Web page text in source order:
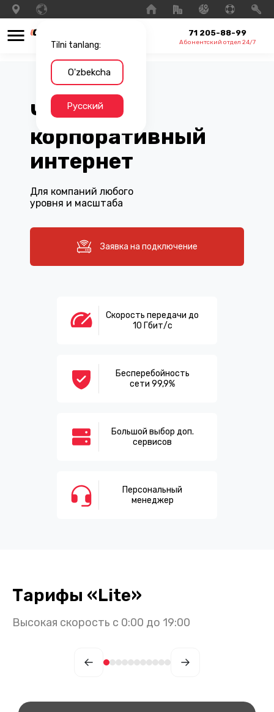
Tilni tanlang:
O'zbekcha
Русский
71 205-88-99
Абонентский отдел 24/7
Честный
корпоративный
интернет
Для компаний любого
уровня и масштаба
Заявка на подключение
Скорость передачи до
10 Гбит/с
Бесперебойность
сети 99,9%
Большой выбор доп.
сервисов
Персональный
менеджер
Тарифы «Lite»
Высокая скорость с 0:00 до 19:00